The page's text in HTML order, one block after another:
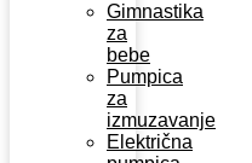
Gimnastika
za
bebe
Pumpica
za
izmuzavanje
Električna